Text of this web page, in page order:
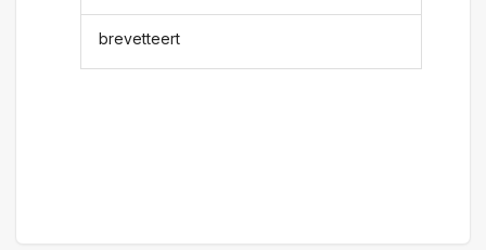
brevetteert